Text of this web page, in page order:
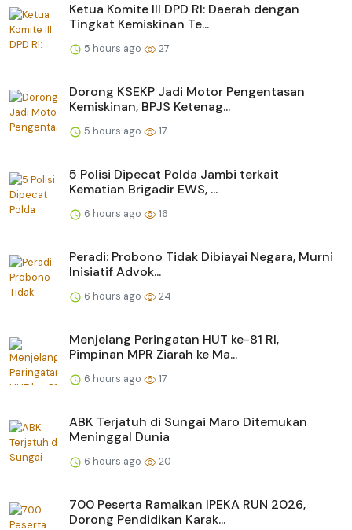
Ketua Komite III DPD RI: Daerah dengan
Tingkat Kemiskinan Te...
5 hours ago 27
Dorong KSEKP Jadi Motor Pengentasan
Kemiskinan, BPJS Ketenag...
5 hours ago 17
5 Polisi Dipecat Polda Jambi terkait
Kematian Brigadir EWS, ...
6 hours ago 16
Peradi: Probono Tidak Dibiayai Negara, Murni
Inisiatif Advok...
6 hours ago 24
Menjelang Peringatan HUT ke-81 RI,
Pimpinan MPR Ziarah ke Ma...
6 hours ago 17
ABK Terjatuh di Sungai Maro Ditemukan
Meninggal Dunia
6 hours ago 20
700 Peserta Ramaikan IPEKA RUN 2026,
Dorong Pendidikan Karak...